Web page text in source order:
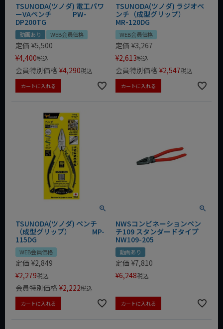
TSUNODA(ツノダ) 電工パワ
ーVAペンチ PW-
DP200TG
動画あり WEB会員価格
定価 ¥5,500
¥4,400税込
会員特別価格 ¥4,290税込
カートに入れる
TSUNODA(ツノダ) ラジオペ
ンチ（成型グリップ）
MR-120DG
WEB会員価格
定価 ¥3,267
¥2,613税込
会員特別価格 ¥2,547税込
カートに入れる
TSUNODA(ツノダ) ペンチ
（成型グリップ） MP-
115DG
WEB会員価格
定価 ¥2,849
¥2,279税込
会員特別価格 ¥2,222税込
カートに入れる
NWSコンビネーションペン
チ109 スタンダードタイプ
NW109-205
動画あり
定価 ¥7,810
¥6,248税込
カートに入れる